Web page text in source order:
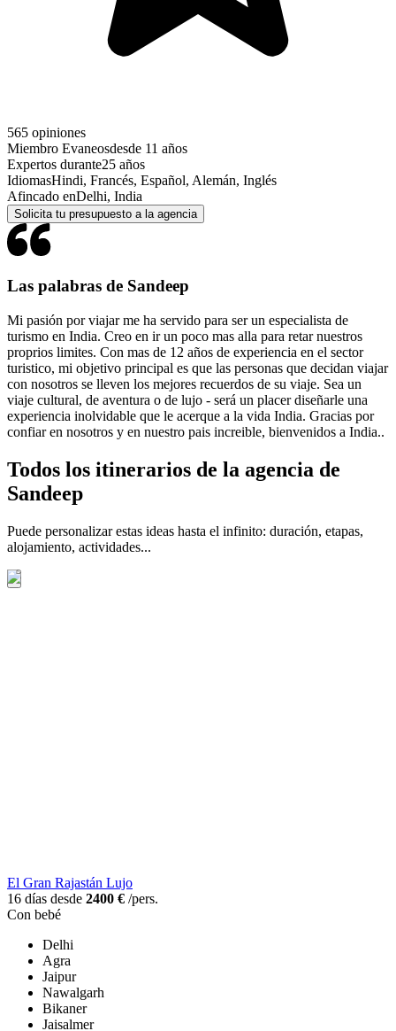
565 opiniones
Miembro Evaneosdesde 11 años
Expertos durante25 años
IdiomasHindi, Francés, Español, Alemán, Inglés
Afincado enDelhi, India
Solicita tu presupuesto a la agencia
Las palabras de Sandeep
Mi pasión por viajar me ha servido para ser un especialista de
turismo en India. Creo en ir un poco mas alla para retar nuestros
proprios limites. Con mas de 12 años de experiencia en el sector
turistico, mi objetivo principal es que las personas que decidan viajar
con nosotros se lleven los mejores recuerdos de su viaje. Sea un
viaje cultural, de aventura o de lujo - será un placer diseñarle una
experiencia inolvidable que le acerque a la vida India. Gracias por
confiar en nosotros y en nuestro pais increible, bienvenidos a India..
Todos los itinerarios de la agencia de
Sandeep
Puede personalizar estas ideas hasta el infinito: duración, etapas,
alojamiento, actividades...
El Gran Rajastán Lujo
16 días desde 2400 € /pers.
Con bebé
Delhi
Agra
Jaipur
Nawalgarh
Bikaner
Jaisalmer